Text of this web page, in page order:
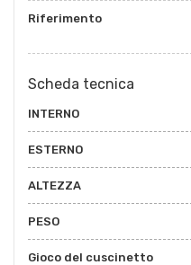
Riferimento
Scheda tecnica
INTERNO
ESTERNO
ALTEZZA
PESO
Gioco del cuscinetto